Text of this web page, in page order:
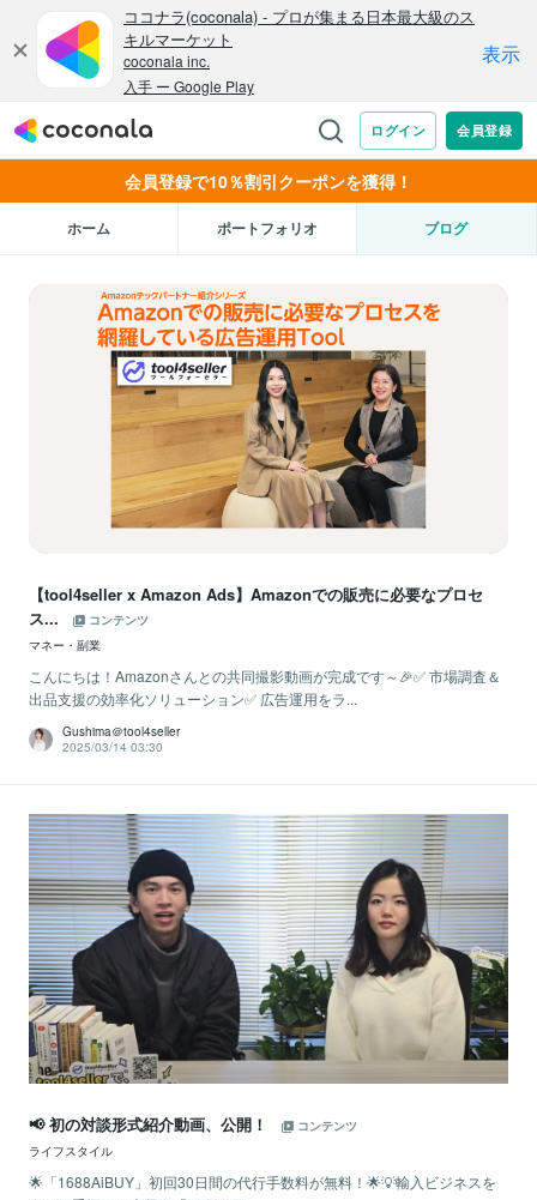
会員登録で10％割引クーポンを獲得！
ホーム ポートフォリオ ブログ
【tool4seller x Amazon Ads】Amazonでの販売に必要なプロセ
ス...
コンテンツ
マネー・副業
こんにちは！Amazonさんとの共同撮影動画が完成です～🎉✅ 市場調査＆
出品支援の効率化ソリューション✅ 広告運用をラ...
Gushima＠tool4seller
2025/03/14 03:30
📢 初の対談形式紹介動画、公開！
コンテンツ
ライフスタイル
🌟「1688AiBUY」初回30日間の代行手数料が無料！🌟💡輸入ビジネスを